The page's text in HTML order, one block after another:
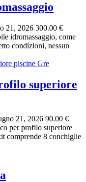
21, 2026 300.00 €
idromassaggio, come
condizioni, nessun
superiore
21, 2026 90.00 €
per profilo superiore
comprende 8 conchiglie